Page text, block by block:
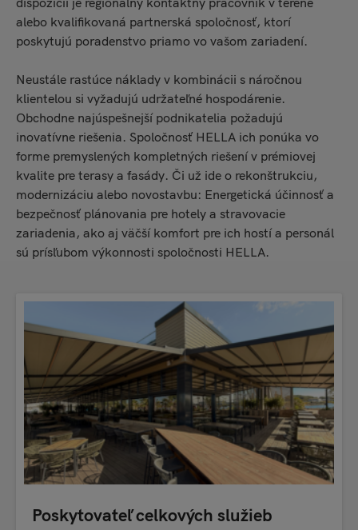
alebo kvalifikovaná partnerská spoločnosť, ktorí
poskytujú poradenstvo priamo vo vašom zariadení.
Neustále rastúce náklady v kombinácii s náročnou
klientelou si vyžadujú udržateľné hospodárenie.
Obchodne najúspešnejší podnikatelia požadujú
inovatívne riešenia. Spoločnosť HELLA ich ponúka vo
forme premyslených kompletných riešení v prémiovej
kvalite pre terasy a fasády. Či už ide o rekonštrukciu,
modernizáciu alebo novostavbu: Energetická účinnosť a
bezpečnosť plánovania pre hotely a stravovacie
zariadenia, ako aj väčší komfort pre ich hostí a personál
sú prísľubom výkonnosti spoločnosti HELLA.
Poskytovateľ celkových služieb